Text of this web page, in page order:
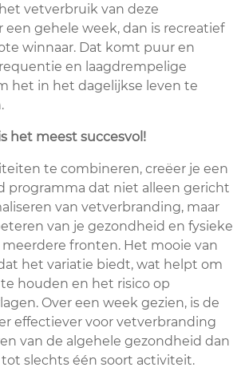
vetverbruik van deze
gehele week, dan is recreatief
winnaar. Dat komt puur en
en laagdrempelige
het in het dagelijkse leven te
het meest succesvol!
te combineren, creëer je een
programma dat niet alleen gericht
van vetverbranding, maar
van je gezondheid en fysieke
fronten. Het mooie van
het variatie biedt, wat helpt om
houden en het risico op
Over een week gezien, is de
effectiever voor vetverbranding
van de algehele gezondheid dan
slechts één soort activiteit.